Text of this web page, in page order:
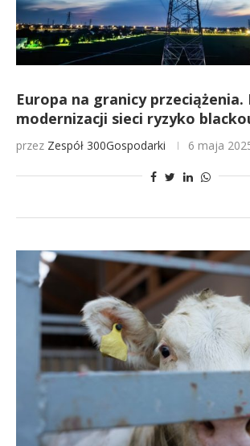
Europa na granicy przeciążenia.
modernizacji sieci ryzyko
przez Zespół 300Gospodarki 6 maja